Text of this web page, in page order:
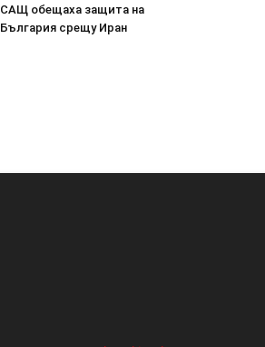
САЩ обещаха защита на
България срещу Иран